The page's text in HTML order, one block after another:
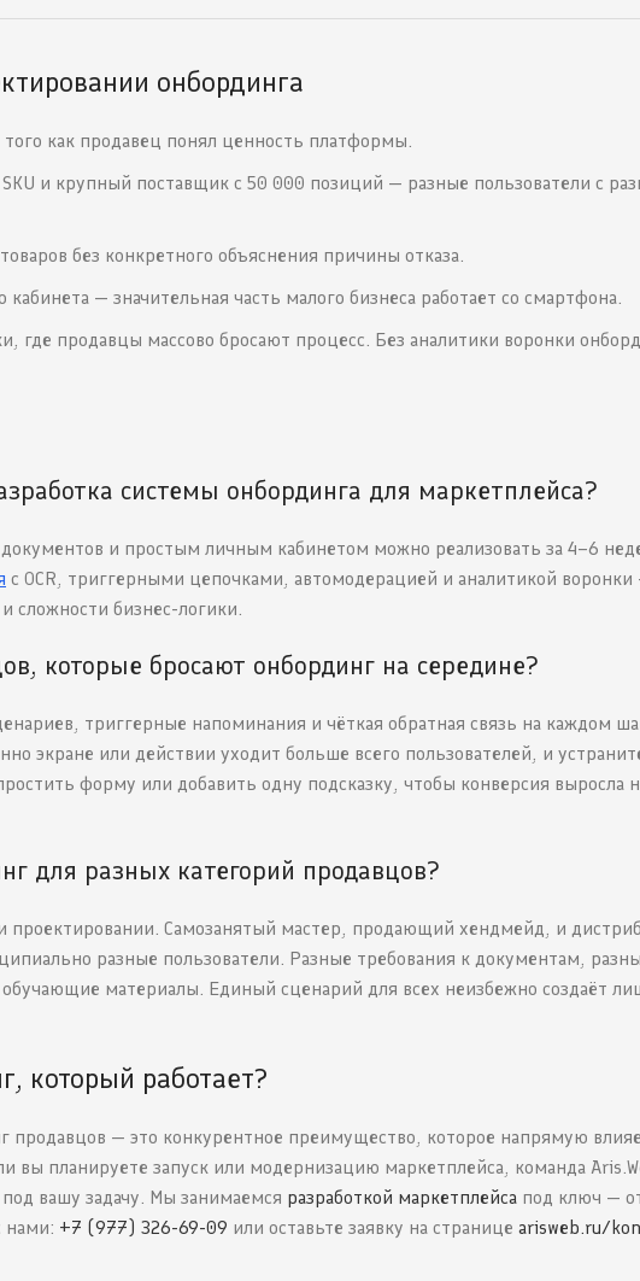
онбординга
как продавец понял ценность платформы.
и крупный поставщик с 50 000 позиций — разные пользователи с
без конкретного объяснения причины отказа.
— значительная часть малого бизнеса работает со смартфона.
где продавцы массово бросают процесс. Без аналитики воронки
системы онбординга для маркетплейса?
и простым личным кабинетом можно реализовать за 4–6
с OCR, триггерными цепочками, автомодерацией и аналитикой воронки
сложности бизнес-логики.
которые бросают онбординг на середине?
триггерные напоминания и чёткая обратная связь на каждом
экране или действии уходит больше всего пользователей, и
форму или добавить одну подсказку, чтобы конверсия выросла
для разных категорий продавцов?
Самозанятый мастер, продающий хендмейд, и
разные пользователи. Разные требования к документам,
обучающие материалы. Единый сценарий для всех неизбежно создаёт
который работает?
продавцов — это конкурентное преимущество, которое напрямую
вы планируете запуск или модернизацию маркетплейса, команда
вашу задачу. Мы занимаемся разработкой маркетплейса под ключ —
нами: +7 (977) 326-69-09 или оставьте заявку на странице arisweb.ru/